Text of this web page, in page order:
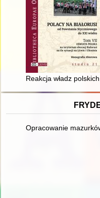
Reakcja władz
Opracowanie